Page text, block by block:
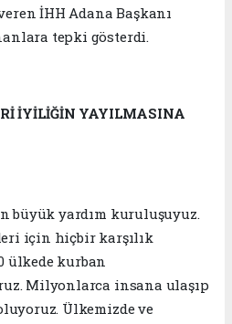
İHH Adana Başkanı
tepki gösterdi.
İYİLİĞİN YAYILMASINA
büyük yardım kuruluşuyuz.
için hiçbir karşılık
ülkede kurban
Milyonlarca insana ulaşıp
Ülkemizde ve